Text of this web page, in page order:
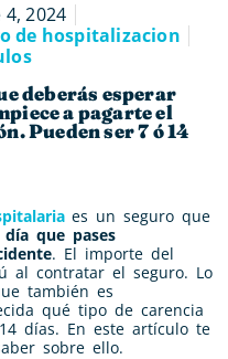
2024
de hospitalizacion
deberás esperar
a pagarte el
Pueden ser 7 ó 14
es un seguro que
que pases
. El importe del
al contratar el seguro. Lo
también es
qué tipo de carencia
días. En este artículo te
sobre ello.